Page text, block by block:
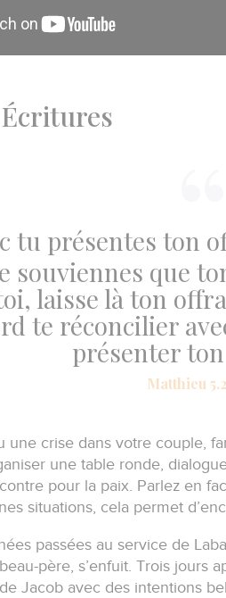
tu présentes ton
souviennes que
laisse là ton
te réconcilier
présenter
Matthieu
une crise dans votre couple,
une table ronde,
pour la paix. Parlez en
situations, cela permet
passées au service de
père, s’enfuit.
Trois jours
Jacob avec des intentions